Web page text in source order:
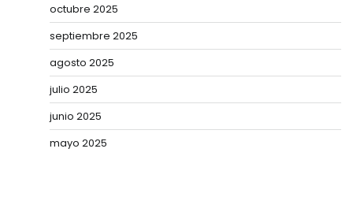
octubre 2025
septiembre 2025
agosto 2025
julio 2025
junio 2025
mayo 2025